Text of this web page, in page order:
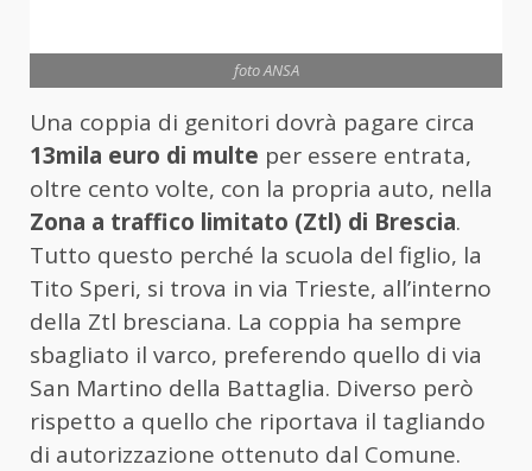
foto ANSA
Una coppia di genitori dovrà pagare circa
13mila euro di multe per essere entrata,
oltre cento volte, con la propria auto, nella
Zona a traffico limitato (Ztl) di Brescia.
Tutto questo perché la scuola del figlio, la
Tito Speri, si trova in via Trieste, all’interno
della Ztl bresciana. La coppia ha sempre
sbagliato il varco, preferendo quello di via
San Martino della Battaglia. Diverso però
rispetto a quello che riportava il tagliando
di autorizzazione ottenuto dal Comune.